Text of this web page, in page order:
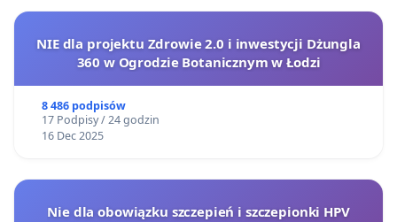
NIE dla projektu Zdrowie 2.0 i inwestycji Dżungla
360 w Ogrodzie Botanicznym w Łodzi
8 486 podpisów
17 Podpisy / 24 godzin
16 Dec 2025
Nie dla obowiązku szczepień i szczepionki HPV